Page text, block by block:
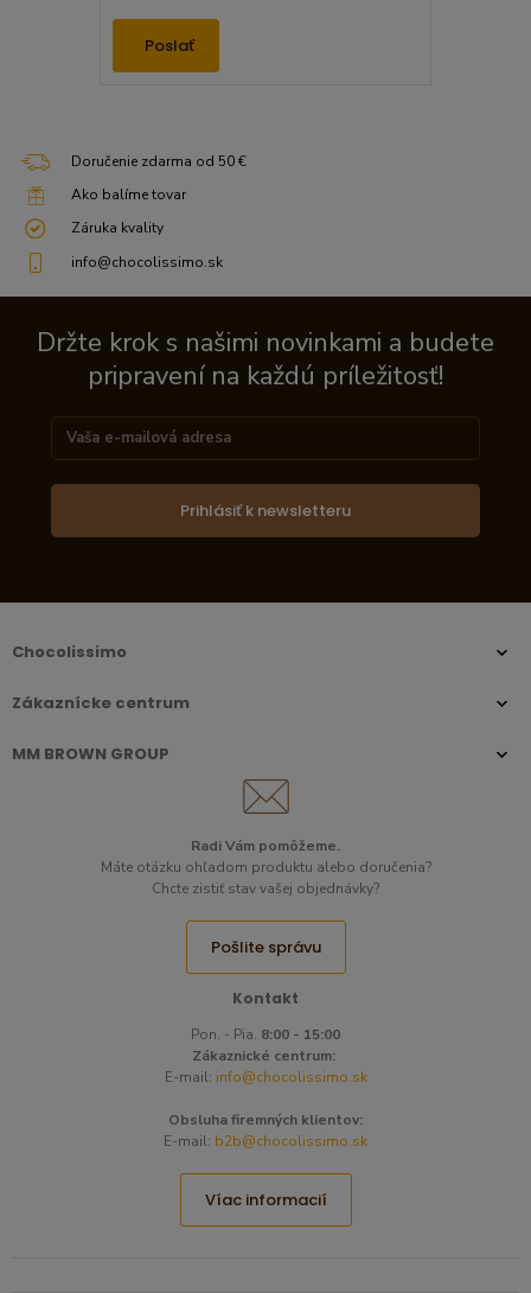
Poslať
Doručenie zdarma od 50 €
Ako balíme tovar
Záruka kvality
info@chocolissimo.sk
Držte krok s našimi novinkami a budete
pripravení na každú príležitosť!
Prihlásiť k newsletteru
Chocolissimo
Zákaznícke centrum
MM BROWN GROUP
Kontakt
Pon. - Pia. 8:00 - 15:00
Zákaznické centrum:
E-mail: info@chocolissimo.sk
Obsluha firemných klientov:
E-mail: b2b@chocolissimo.sk
Víac informacií
Radi Vám pomôžeme.​
Máte otázku ohľadom produktu alebo doručenia?
Chcte zistiť stav vašej objednávky?
Pošlite správu